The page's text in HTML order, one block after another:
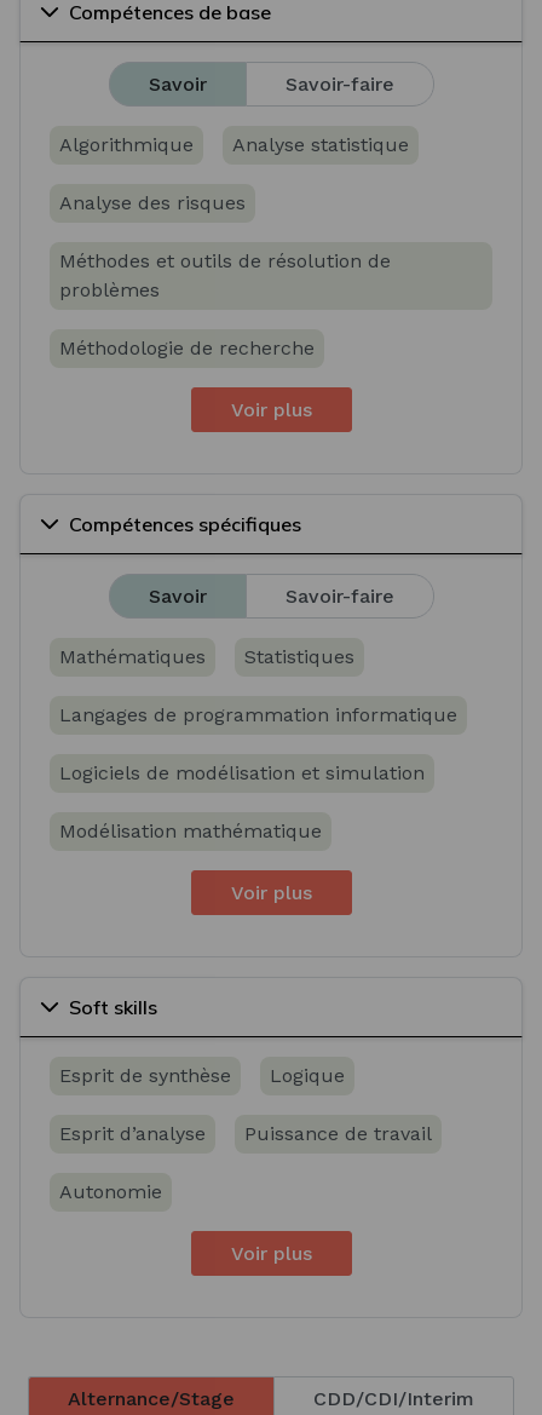
Compétences de base
Savoir Savoir-faire
Algorithmique Analyse statistique
Analyse des risques
Méthodes et outils de résolution de
problèmes
Méthodologie de recherche
Voir plus
Compétences spécifiques
Savoir Savoir-faire
Mathématiques Statistiques
Langages de programmation informatique
Logiciels de modélisation et simulation
Modélisation mathématique
Voir plus
Soft skills
Esprit de synthèse Logique
Esprit d’analyse Puissance de travail
Autonomie
Voir plus
Alternance/Stage CDD/CDI/Interim